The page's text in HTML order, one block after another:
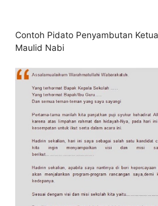
Contoh Pidato Penyambutan
Maulid Nabi